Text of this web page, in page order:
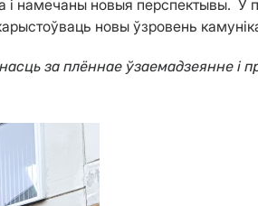
і намечаны новыя перспектывы.
новы ўзровень
за плённае ўзаемадзеянне і